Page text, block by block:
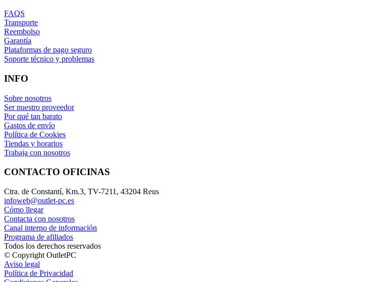
FAQS
Transporte
Reembolso
Garantía
Plataformas de pago seguro
Soporte técnico y problemas
INFO
Sobre nosotros
Ser nuestro proveedor
Por qué tan barato
Gastos de envío
Política de Cookies
Tiendas y horarios
Trabaja con nosotros
CONTACTO OFICINAS
Ctra. de Constantí, Km.3, TV-7211, 43204 Reus
infoweb@outlet-pc.es
Cómo llegar
Contacta con nosotros
Canal interno de información
Programa de afiliados
Todos los derechos reservados
© Copyright OutletPC
Aviso legal
Política de Privacidad